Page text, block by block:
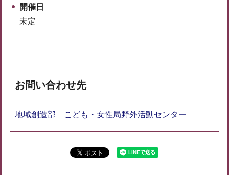
開催日
未定
お問い合わせ先
地域創造部 こども・女性局野外活動センター